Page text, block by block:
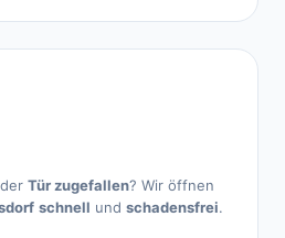
Tür zugefallen? Wir öffnen
schnell und schadensfrei.